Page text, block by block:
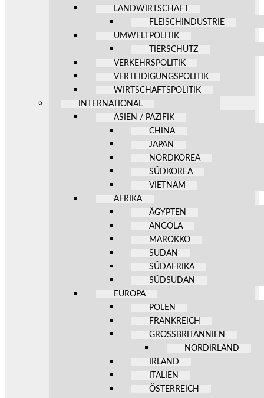
LANDWIRTSCHAFT
FLEISCHINDUSTRIE
UMWELTPOLITIK
TIERSCHUTZ
VERKEHRSPOLITIK
VERTEIDIGUNGSPOLITIK
WIRTSCHAFTSPOLITIK
INTERNATIONAL
ASIEN / PAZIFIK
CHINA
JAPAN
NORDKOREA
SÜDKOREA
VIETNAM
AFRIKA
ÄGYPTEN
ANGOLA
MAROKKO
SUDAN
SÜDAFRIKA
SÜDSUDAN
EUROPA
POLEN
FRANKREICH
GROSSBRITANNIEN
NORDIRLAND
IRLAND
ITALIEN
ÖSTERREICH